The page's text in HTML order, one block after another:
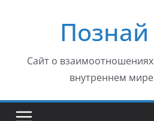
содержимомуПознай
Сайт о
внутреннем